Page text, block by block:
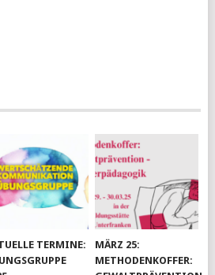
TERMINE:
MÄRZ 25:
METHODENKOFFER: